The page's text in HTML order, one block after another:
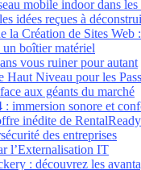
mobile indoor dans les
idées reçues à
la Création de Sites Web
boîtier matériel
vous ruiner pour autant
Niveau pour les
aux géants du marché
: immersion sonore et
inédite de RentalReady
des entreprises
l’Externalisation IT
: découvrez les